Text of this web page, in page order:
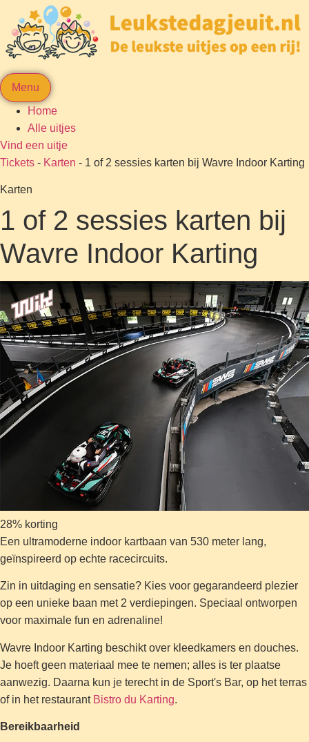
Menu
Home
Alle uitjes
Vind een uitje
Tickets - Karten - 1 of 2 sessies karten bij Wavre Indoor Karting
Karten
1 of 2 sessies karten bij
Wavre Indoor Karting
28% korting
Een ultramoderne indoor kartbaan van 530 meter lang,
geïnspireerd op echte racecircuits.
Zin in uitdaging en sensatie? Kies voor gegarandeerd plezier
op een unieke baan met 2 verdiepingen. Speciaal ontworpen
voor maximale fun en adrenaline!
Wavre Indoor Karting beschikt over kleedkamers en douches.
Je hoeft geen materiaal mee te nemen; alles is ter plaatse
aanwezig. Daarna kun je terecht in de Sport's Bar, op het terras
of in het restaurant Bistro du Karting.
Bereikbaarheid